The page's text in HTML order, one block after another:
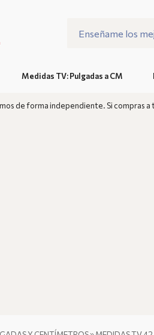
Medidas TV: Pulgadas a CM
de forma independiente. Si compras